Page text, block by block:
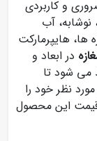
و کاربردی
آب
ها، هایپرمارکت
در ابعاد و
می شود تا
نظر خود را
قیمت این محصول